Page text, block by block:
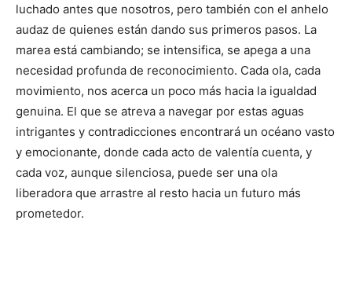
luchado antes que nosotros, pero también con el anhelo
audaz de quienes están dando sus primeros pasos. La
marea está cambiando; se intensifica, se apega a una
necesidad profunda de reconocimiento. Cada ola, cada
movimiento, nos acerca un poco más hacia la igualdad
genuina. El que se atreva a navegar por estas aguas
intrigantes y contradicciones encontrará un océano vasto
y emocionante, donde cada acto de valentía cuenta, y
cada voz, aunque silenciosa, puede ser una ola
liberadora que arrastre al resto hacia un futuro más
prometedor.